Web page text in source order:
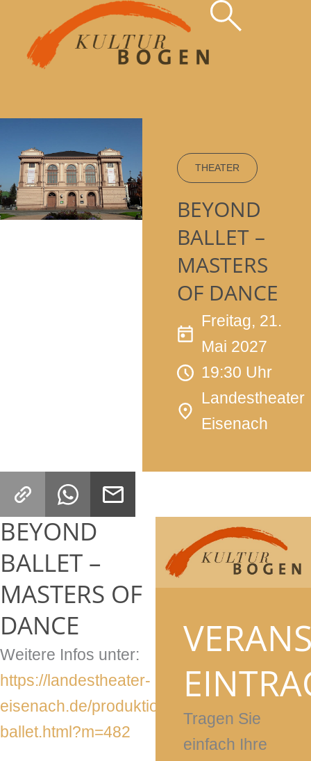
Inhalt
springen
THEATER
BEYOND
BALLET –
MASTERS
OF DANCE
Freitag, 21.
Mai 2027
19:30 Uhr
Landestheater
Eisenach
BEYOND
BALLET –
MASTERS OF
DANCE
Weitere Infos unter:
https://landestheater-
eisenach.de/produktionen/beyond-
ballet.html?m=482
Tragen Sie
einfach Ihre